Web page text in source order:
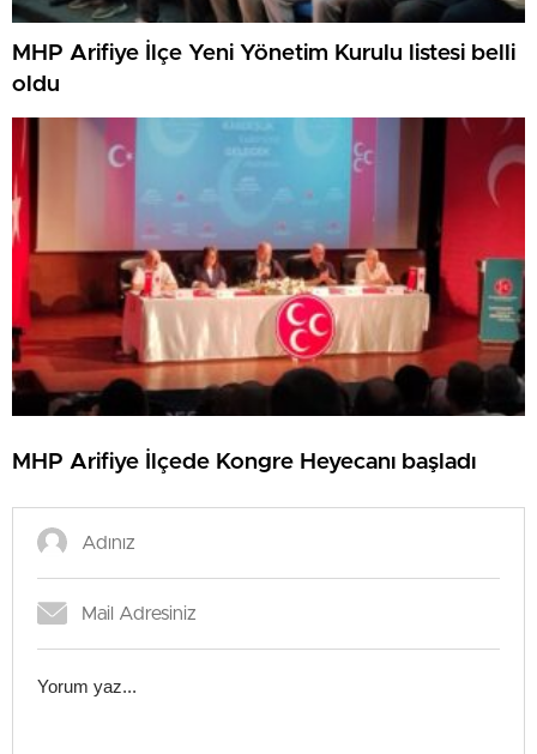
MHP Arifiye İlçe Yeni Yönetim Kurulu listesi belli
oldu
MHP Arifiye İlçede Kongre Heyecanı başladı